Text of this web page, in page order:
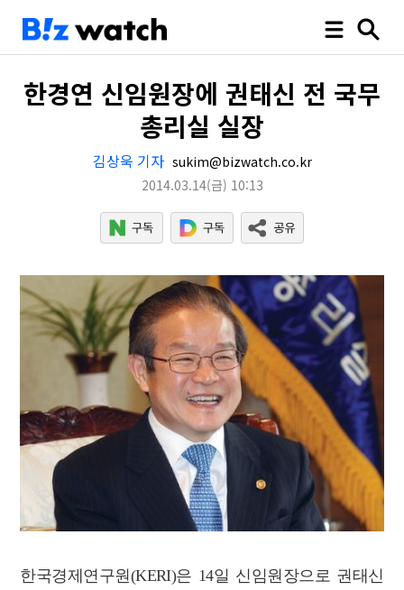
한경연 신임원장에 권태신 전 국무
총리실 실장
김상욱 기자 sukim@bizwatch.co.kr
2014.03.14(금) 10:13
한국경제연구원(KERI)은 14일 신임원장으로 권태신